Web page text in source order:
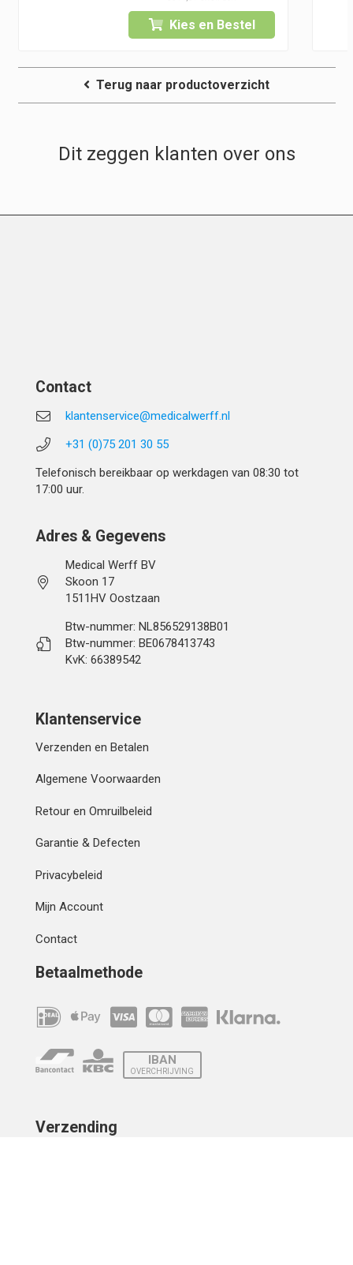
Kies en Bestel
Terug naar productoverzicht
Dit zeggen klanten over ons
Contact
klantenservice@medicalwerff.nl
+31 (0)75 201 30 55
Telefonisch bereikbaar op werkdagen van 08:30 tot
17:00 uur.
Adres & Gegevens
Medical Werff BV
Skoon 17
1511HV Oostzaan
Btw-nummer: NL856529138B01
Btw-nummer: BE0678413743
KvK: 66389542
Klantenservice
Verzenden en Betalen
Algemene Voorwaarden
Retour en Omruilbeleid
Garantie & Defecten
Privacybeleid
Mijn Account
Contact
Betaalmethode
IBAN
OVERCHRIJVING
Verzending